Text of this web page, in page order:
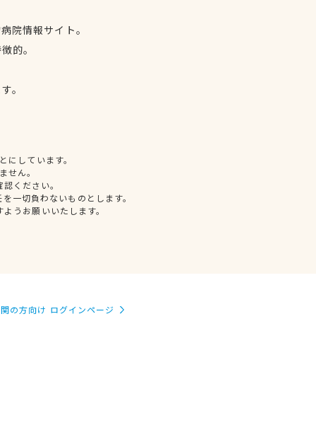
院情報サイト。
的。
。
しています。
せん。
ください。
一切負わないものとします。
うお願いいたします。
の方向け ログインページ